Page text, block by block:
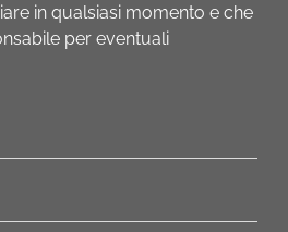
in qualsiasi momento e che
per eventuali